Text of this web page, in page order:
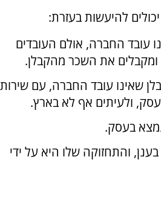
להיעשות בעזרת:
עובד החברה, אולם העובדים
את השכר מהקבלן.
שאינו עובד החברה, עם שירות
ולעיתים אף לא בארץ.
בעסק.
והתחזוקה שלו היא על ידי